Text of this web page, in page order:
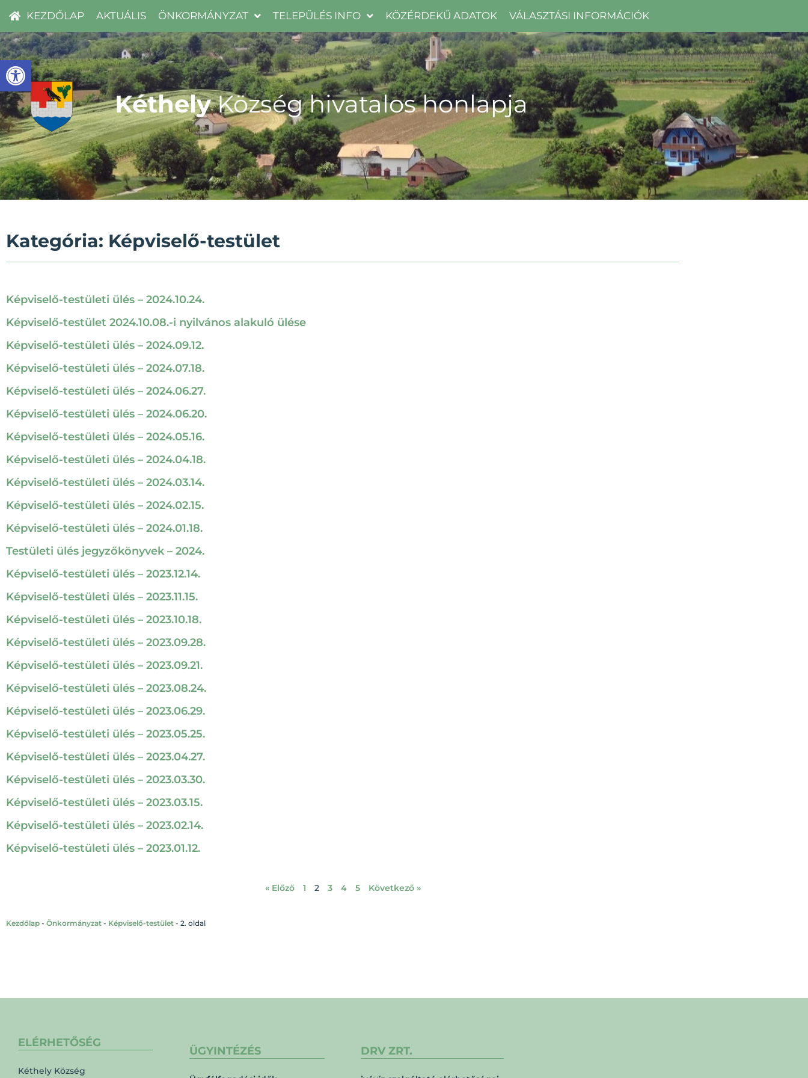
Eszköztár megnyitása
KEZDŐLAP AKTUÁLIS ÖNKORMÁNYZAT TELEPÜLÉS INFO KÖZÉRDEKŰ ADATOK VÁLASZTÁSI INFORMÁCIÓK
Kéthely Község hivatalos honlapja
Kategória: Képviselő-testület
Képviselő-testületi ülés – 2024.10.24.
Képviselő-testület 2024.10.08.-i nyilvános alakuló ülése
Képviselő-testületi ülés – 2024.09.12.
Képviselő-testületi ülés – 2024.07.18.
Képviselő-testületi ülés – 2024.06.27.
Képviselő-testületi ülés – 2024.06.20.
Képviselő-testületi ülés – 2024.05.16.
Képviselő-testületi ülés – 2024.04.18.
Képviselő-testületi ülés – 2024.03.14.
Képviselő-testületi ülés – 2024.02.15.
Képviselő-testületi ülés – 2024.01.18.
Testületi ülés jegyzőkönyvek – 2024.
Képviselő-testületi ülés – 2023.12.14.
Képviselő-testületi ülés – 2023.11.15.
Képviselő-testületi ülés – 2023.10.18.
Képviselő-testületi ülés – 2023.09.28.
Képviselő-testületi ülés – 2023.09.21.
Képviselő-testületi ülés – 2023.08.24.
Képviselő-testületi ülés – 2023.06.29.
Képviselő-testületi ülés – 2023.05.25.
Képviselő-testületi ülés – 2023.04.27.
Képviselő-testületi ülés – 2023.03.30.
Képviselő-testületi ülés – 2023.03.15.
Képviselő-testületi ülés – 2023.02.14.
Képviselő-testületi ülés – 2023.01.12.
« Előző 1 2 3 4 5 Következő »
Kezdőlap - Önkormányzat - Képviselő-testület - 2. oldal
ELÉRHETŐSÉG
Kéthely Község
ÜGYINTÉZÉS DRV ZRT.